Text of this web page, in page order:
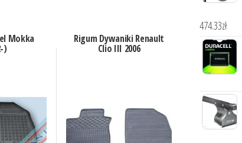
Mokka
)
Rigum Dywaniki Renault
Clio III 2006
474.33zł